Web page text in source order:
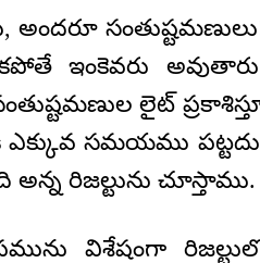
ఇంకెవరు
లైట్
సమయము
రిజల్టును చూస్తాము.
విశేషంగా